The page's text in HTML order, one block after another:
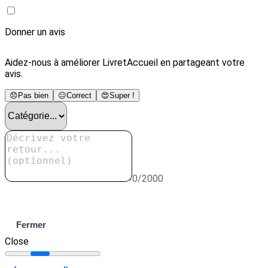
Donner un avis
Aidez-nous à améliorer LivretAccueil en partageant votre
avis.
😞 Pas bien 😐Correct 😍Super !
0/2000
Fermer
Close